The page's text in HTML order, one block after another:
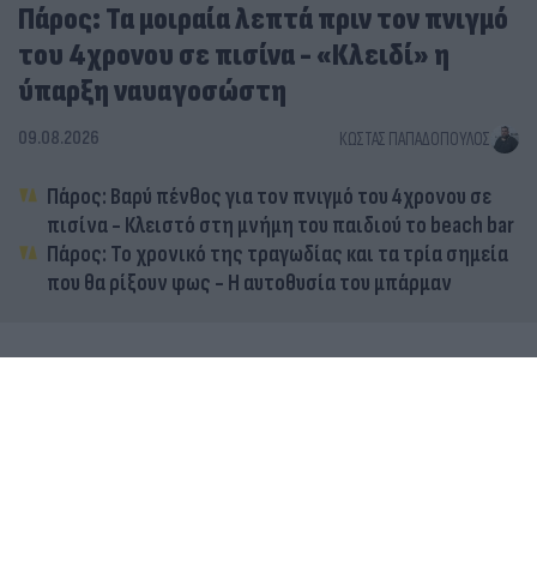
Πάρος: Τα μοιραία λεπτά πριν τον πνιγμό
του 4χρονου σε πισίνα - «Κλειδί» η
ύπαρξη ναυαγοσώστη
09.08.2026 ΚΏΣΤΑΣ ΠΑΠΑΔΌΠΟΥΛΟΣ
Πάρος: Βαρύ πένθος για τον πνιγμό του 4χρονου σε
πισίνα - Κλειστό στη μνήμη του παιδιού το beach bar
Πάρος: Το χρονικό της τραγωδίας και τα τρία σημεία
που θα ρίξουν φως - Η αυτοθυσία του μπάρμαν